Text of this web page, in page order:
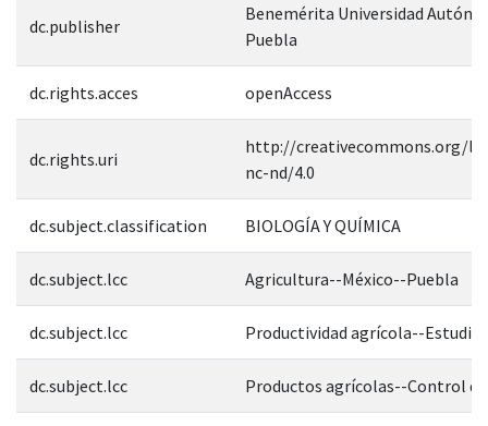
dc.publisher
Benemérita Universidad
Puebla
dc.rights.acces openAccess
dc.rights.uri
http://creativecommons.org/
nc-nd/4.0
dc.subject.classification BIOLOGÍA Y QUÍMICA
dc.subject.lcc Agricultura--México--Puebla
dc.subject.lcc Productividad agrícola--Estudio
dc.subject.lcc Productos agrícolas--Control